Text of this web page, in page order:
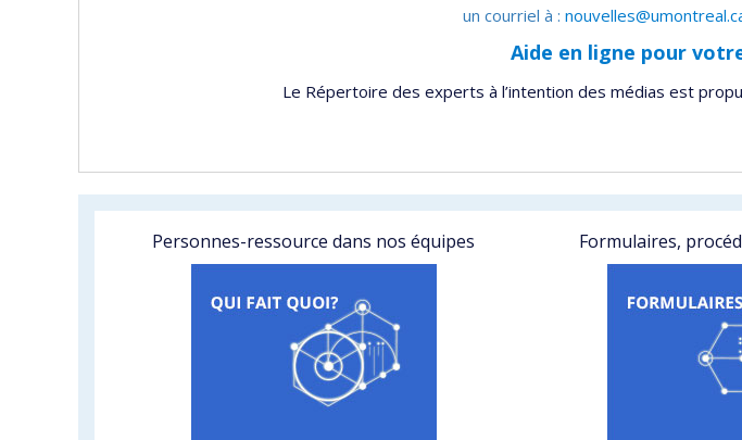
un courriel à :
Aide en ligne pour
Le Répertoire des experts à l’intention des médias est
Personnes-ressource dans nos équipes Formulaires,